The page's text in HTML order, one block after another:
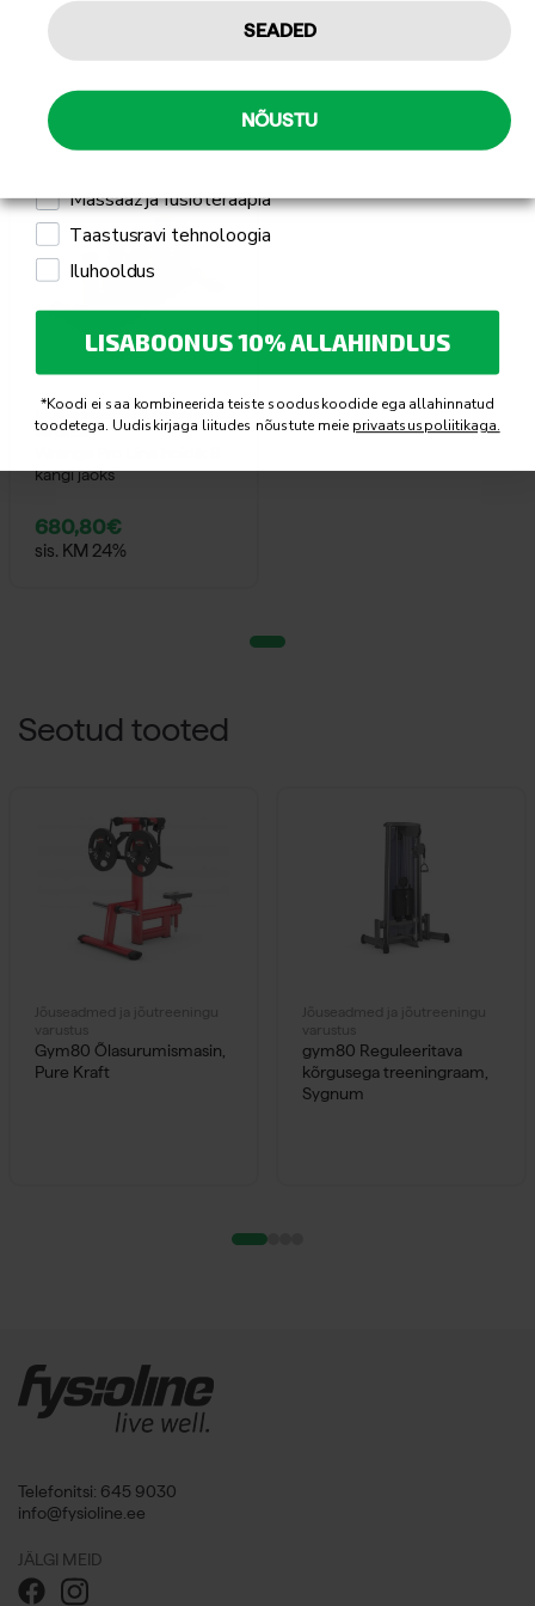
2 hoiupesa kahele kangile
Sulle võib ka meeldida
Jõuseadmed ja jõutreeningu
varustus
kangi jaoks
680,80€
sis. KM 24%
Seotud tooted
Jõuseadmed ja jõutreeningu
varustus
Gym80 Õlasurumismasin,
Pure Kraft
Jõuseadmed ja jõutreeningu
varustus
gym80 Reguleeritava
kõrgusega treeningraam,
Sygnum
Telefonitsi: 645 9030
info@fysioline.ee
JÄLGI MEID
SEADED
NÕUSTU
Isiklikuks kasutamiseks
Professionaalseks kasutamiseks
Mulle pakub huvi
Massaaž ja füsioteraapia
Taastusravi tehnoloogia
Iluhooldus
LISABOONUS 10% ALLAHINDLUS
*Koodi ei saa kombineerida teiste sooduskoodide ega allahinnatud
toodetega. Uudiskirjaga liitudes nõustute meie privaatsuspoliitikaga.